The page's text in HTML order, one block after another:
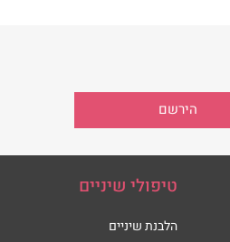
הירשם
טיפולי שיניים
הלבנת שיניים